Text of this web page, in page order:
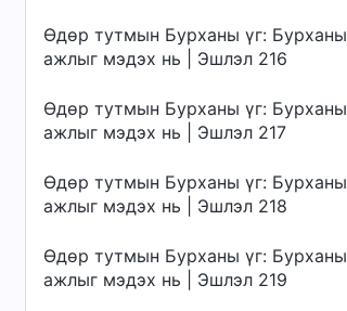
Өдөр тутмын Бурханы үг: Бурханы
ажлыг мэдэх нь | Эшлэл 216
Өдөр тутмын Бурханы үг: Бурханы
ажлыг мэдэх нь | Эшлэл 217
Өдөр тутмын Бурханы үг: Бурханы
ажлыг мэдэх нь | Эшлэл 218
Өдөр тутмын Бурханы үг: Бурханы
ажлыг мэдэх нь | Эшлэл 219